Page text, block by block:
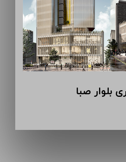
بلوار صبا